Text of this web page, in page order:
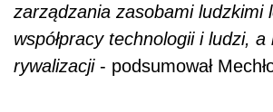
zarządzania zasobami ludzkimi
współpracy technologii i ludzi, a
rywalizacji - podsumował